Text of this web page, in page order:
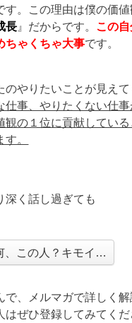
す。この理由は僕の価
長 』だからです。 この
ちゃくちゃ大事です。
のやりたいことが見え
仕事、やりたくない仕
観の１位に貢献してい
。
深く話し過ぎても
、この人？キモイ…
で、メルマガで詳しく解
ぜひ登録してみてくだ